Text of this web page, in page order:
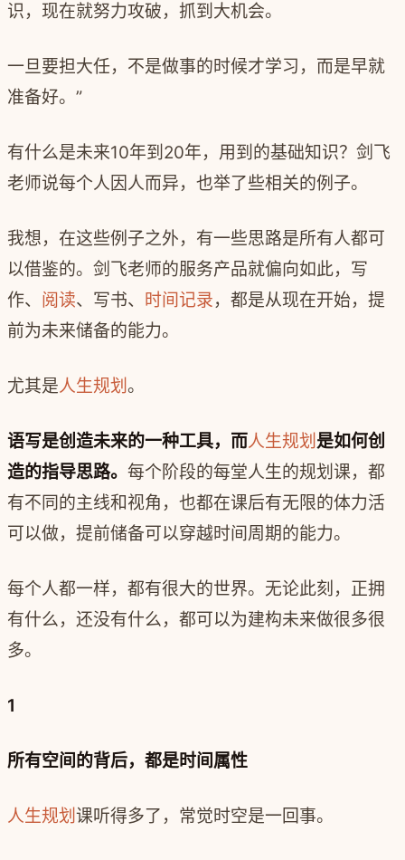
识，现在就努力攻破，抓到大机会。
一旦要担大任，不是做事的时候才学习，而是早就
准备好。”
有什么是未来10年到20年，用到的基础知识？剑飞
老师说每个人因人而异，也举了些相关的例子。
我想，在这些例子之外，有一些思路是所有人都可
以借鉴的。剑飞老师的服务产品就偏向如此，写
作、 阅读、写书、 时间记录，都是从现在开始，提
前为未来储备的能力。
尤其是人生规划 。
语写是创造未来的一种工具，而人生规划 是如何创
造的指导思路。 每个阶段的每堂人生的规划课，都
有不同的主线和视角，也都在课后有无限的体力活
可以做，提前储备可以穿越时间周期的能力。
每个人都一样，都有很大的世界。无论此刻，正拥
有什么，还没有什么，都可以为建构未来做很多很
多。
1
所有空间的背后，都是时间属性
人生规划 课听得多了，常觉时空是一回事。